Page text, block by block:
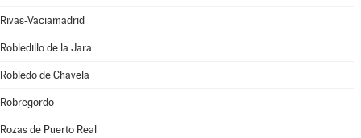
Rivas-Vaciamadrid
Robledillo de la Jara
Robledo de Chavela
Robregordo
Rozas de Puerto Real